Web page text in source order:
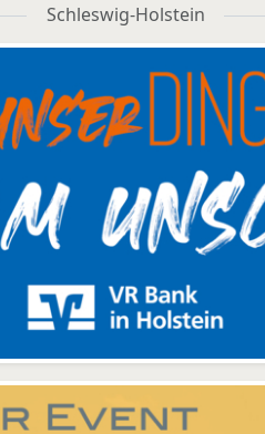
Schleswig-Holstein